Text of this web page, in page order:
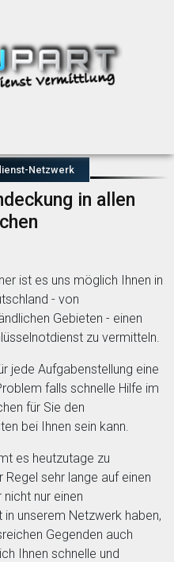
Netzwerk
in allen
ist es uns möglich Ihnen in
- von
Gebieten - einen
zu vermitteln.
jede Aufgabenstellung eine
falls schnelle Hilfe im
für Sie den
bei Ihnen sein kann.
es heutzutage zu
Regel sehr lange auf einen
nur einen
unserem Netzwerk haben,
Gegenden auch
Ihnen schnelle und